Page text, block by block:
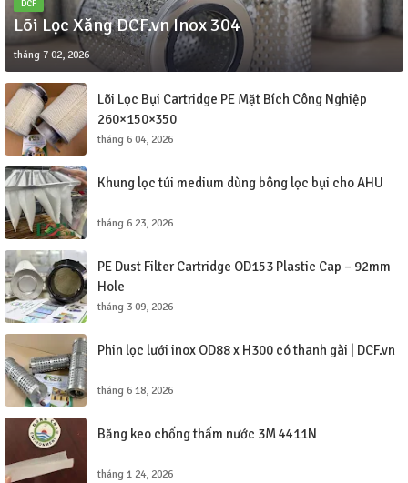
DCF
Lõi Lọc Xăng DCF.vn Inox 304
tháng 7 02, 2026
Lõi Lọc Bụi Cartridge PE Mặt Bích Công Nghiệp
260×150×350
tháng 6 04, 2026
Khung lọc túi medium dùng bông lọc bụi cho AHU
tháng 6 23, 2026
PE Dust Filter Cartridge OD153 Plastic Cap – 92mm
Hole
tháng 3 09, 2026
Phin lọc lưới inox OD88 x H300 có thanh gài | DCF.vn
tháng 6 18, 2026
Băng keo chống thấm nước 3M 4411N
tháng 1 24, 2026